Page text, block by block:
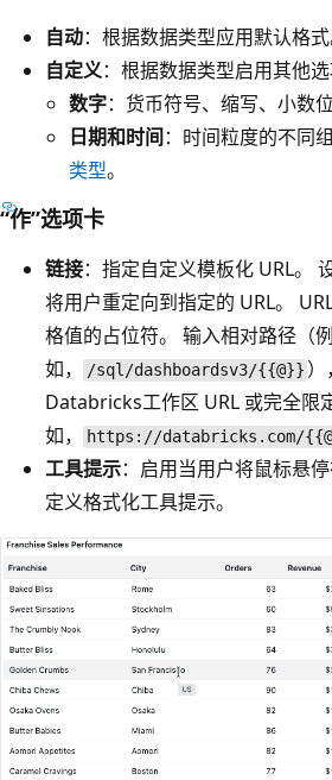
自动：根据数据类型应用默认格式
自定义：根据数据类型启用其他选
数字：货币符号、缩写、小数
日期和时间：时间粒度的不同
类型。
“作”选项卡
链接：指定自定义模板化 URL。
将用户重定向到指定的 URL。
格值的占位符。 输入相对路径（例
如，
/sql/dashboardsv3/{{@}} ）
Databricks工作区 URL 或完全限
如，
https://databricks.com/
工具提示：启用当用户将鼠标悬
定义格式化工具提示。